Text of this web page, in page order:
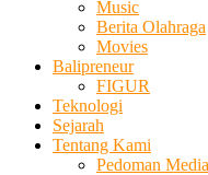
Music
Berita Olahraga
Movies
Balipreneur
FIGUR
Teknologi
Sejarah
Tentang Kami
Pedoman